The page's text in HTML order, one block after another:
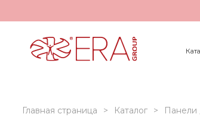
Главная страница Каталог Панели